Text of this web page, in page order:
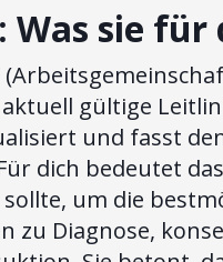
Was sie
gültige
und fasst
dich bedeutet
um die
zu Diagnose,